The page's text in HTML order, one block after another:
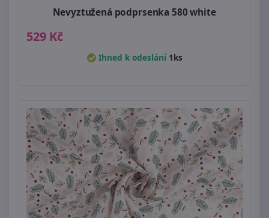
Nevyztužená podprsenka 580 white
529 Kč
Ihned k odeslání 1ks